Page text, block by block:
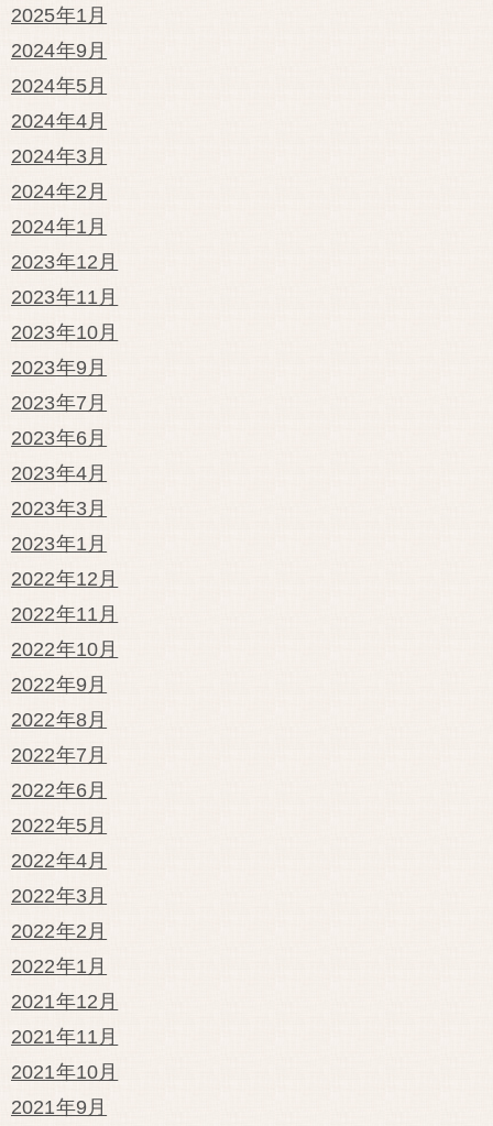
2025年1月
2024年9月
2024年5月
2024年4月
2024年3月
2024年2月
2024年1月
2023年12月
2023年11月
2023年10月
2023年9月
2023年7月
2023年6月
2023年4月
2023年3月
2023年1月
2022年12月
2022年11月
2022年10月
2022年9月
2022年8月
2022年7月
2022年6月
2022年5月
2022年4月
2022年3月
2022年2月
2022年1月
2021年12月
2021年11月
2021年10月
2021年9月